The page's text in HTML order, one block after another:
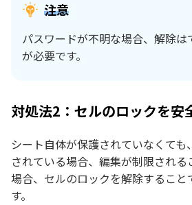
注意
パスワードが不明な場合、解除
が必要です。
対処法2：セルのロックを安
シート自体が保護されていなくても
されている場合、編集が制限される
場合、セルのロックを解除すること
す。